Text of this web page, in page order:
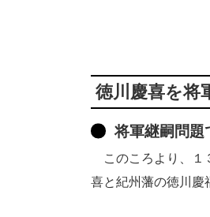
徳川慶喜を将
将軍継嗣問題
このころより、１
喜と紀州藩の徳川慶